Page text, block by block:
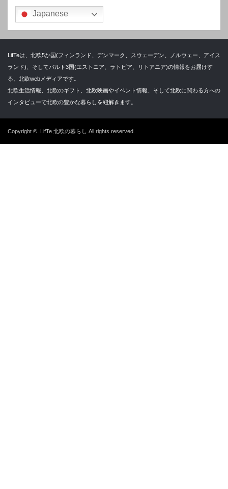
Japanese
LifTeは、北欧5か国(フィンランド、デンマーク、スウェーデン、ノルウェー、アイス
ランド)、そしてバルト3国(エストニア、ラトビア、リトアニア)の情報をお届けす
る、北欧webメディアです。
北欧生活情報、北欧のギフト、北欧映画やイベント情報、そして北欧に関わる方への
インタビューで北欧の豊かな暮らしを紐解きます。
Copyright © LifTe 北欧の暮らし All rights reserved.